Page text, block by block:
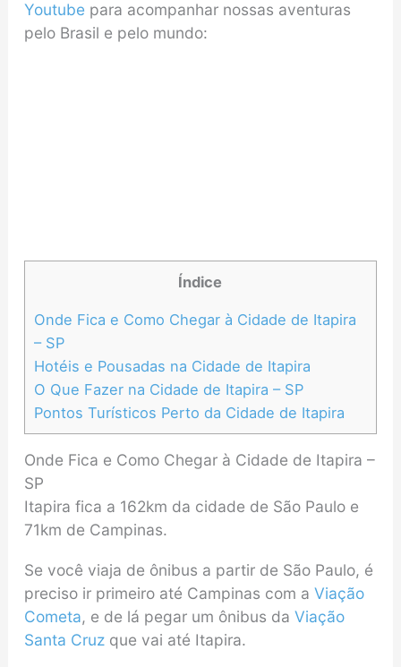
Youtube para acompanhar nossas aventuras
pelo Brasil e pelo mundo:
Índice
Onde Fica e Como Chegar à Cidade de Itapira
– SP
Hotéis e Pousadas na Cidade de Itapira
O Que Fazer na Cidade de Itapira – SP
Pontos Turísticos Perto da Cidade de Itapira
Onde Fica e Como Chegar à Cidade de Itapira –
SP
Itapira fica a 162km da cidade de São Paulo e
71km de Campinas.
Se você viaja de ônibus a partir de São Paulo, é
preciso ir primeiro até Campinas com a Viação
Cometa, e de lá pegar um ônibus da Viação
Santa Cruzque vai até Itapira.